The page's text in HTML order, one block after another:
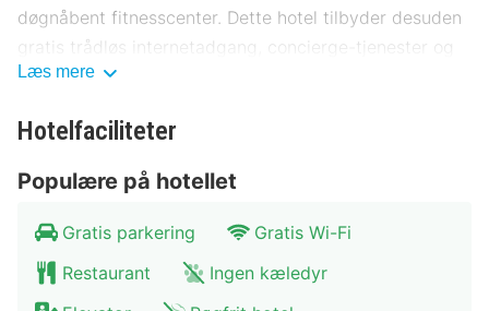
døgnåbent fitnesscenter. Dette hotel tilbyder desuden
gratis trådløs internetadgang, concierge-tjenester og
spillehal/spillerum.
Få stillet sulten med aftensmad på dette hotels
af roomservice døgnet rundt. Afslut dagen med en
serveres på hverdage fra kl. 06.30 til kl. 10.00 mod et
tillægsgebyr.
Læs mere
Hotelfaciliteter
Populære på hotellet
Gratis parkering
Gratis Wi-Fi
Restaurant
Ingen kæledyr